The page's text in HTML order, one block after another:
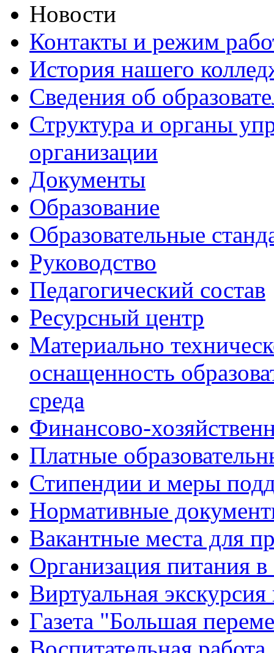
Новости
Контакты и режим
История нашего
Сведения об
Структура и органы
организации
Документы
Образование
Образовательные
Руководство
Педагогический состав
Ресурсный центр
Материально
оснащенность
среда
Финансово-
Платные
Стипендии и меры
Нормативные
Вакантные места для
Организация питания в
Виртуальная
Газета "Большая